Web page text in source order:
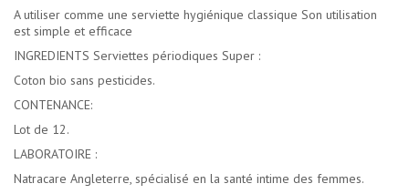
A utiliser comme une serviette hygiénique classique Son utilisation
est simple et efficace
INGREDIENTS Serviettes périodiques Super :
Coton bio sans pesticides.
CONTENANCE:
Lot de 12.
LABORATOIRE :
Natracare Angleterre, spécialisé en la santé intime des femmes.